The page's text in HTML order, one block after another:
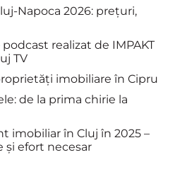
Napoca 2026: prețuri,
podcast realizat de IMPAKT
TV
imobiliare în Cipru
de la prima chirie la
imobiliar în Cluj în 2025 –
și efort necesar